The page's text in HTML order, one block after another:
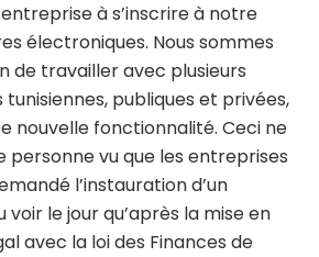
à s’inscrire à notre
électroniques. Nous sommes
de travailler avec plusieurs
publiques et privées,
nouvelle fonctionnalité. Ceci ne
vu que les entreprises
l’instauration d’un
voir le jour qu’après la mise en
avec la loi des Finances de